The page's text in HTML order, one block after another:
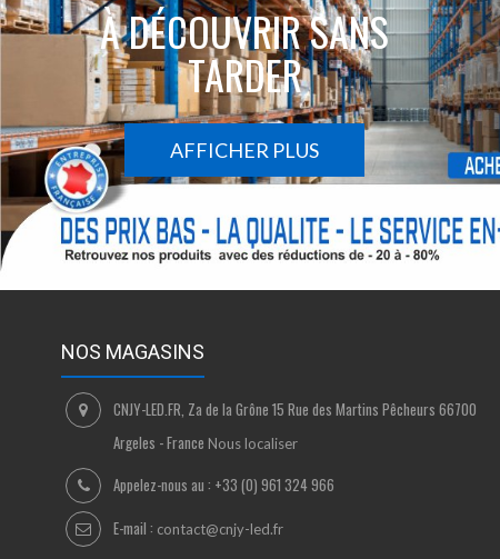
À DÉCOUVRIR SANS
TARDER
AFFICHER PLUS
NOS MAGASINS
CNJY-LED.FR, Za de la Grône 15 Rue des Martins Pêcheurs 66700
Argeles - France Nous localiser
Appelez-nous au : +33 (0) 961 324 966
E-mail : contact@cnjy-led.fr